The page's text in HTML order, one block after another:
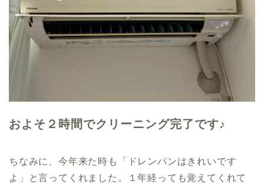
およそ２時間でクリーニング完了です♪
ちなみに、今年来た時も「ドレンパンはきれいです
よ」と言ってくれました。１年経っても覚えてくれて